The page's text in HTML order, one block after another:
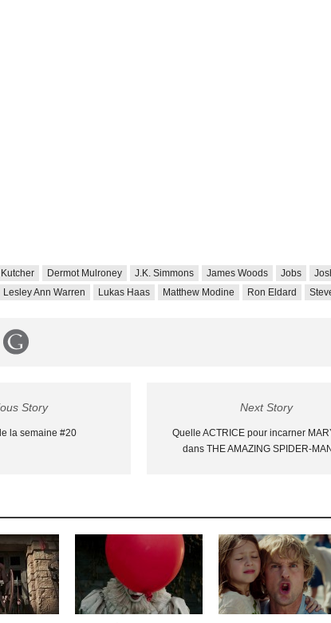
Dermot Mulroney J.K. Simmons James Woods Jobs
Lesley Ann Warren Lukas Haas Matthew Modine Ron Eldard
Story
la semaine #20
Next Story
Quelle ACTRICE pour incarner
dans THE AMAZING SPIDER-